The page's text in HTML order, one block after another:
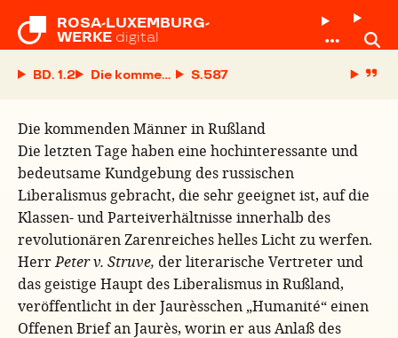
ROSA-LUXEMBURG-
WERKE digital
BD. 1.2 Die kommenden Männer in Rußland
S.
Die kommenden Männer in Rußland
Die letzten Tage haben eine hochinteressante und
bedeutsame Kundgebung des russischen
Liberalismus gebracht, die sehr geeignet ist, auf die
Klassen- und Parteiverhältnisse innerhalb des
revolutionären Zarenreiches helles Licht zu werfen.
Herr Peter v. Struve, der literarische Vertreter und
das geistige Haupt des Liberalismus in Rußland,
veröffentlicht in der Jaurèsschen „Humanité“ einen
Offenen Brief an Jaurès, worin er aus Anlaß des